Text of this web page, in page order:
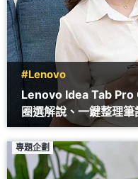
#Lenovo
Lenovo Idea Tab Pro
圈選解說、一鍵整理筆
專題企劃